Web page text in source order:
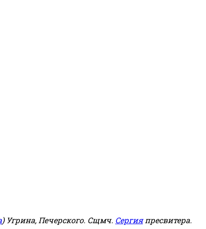
) Угрина, Печерского. Сщмч. Сергияпресвитера.